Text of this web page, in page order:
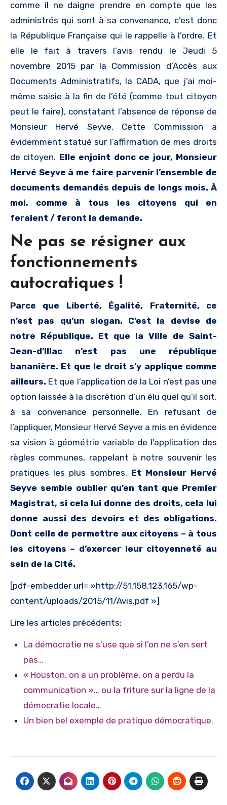
comme il ne daigne prendre en compte que les
administrés qui sont à sa convenance, c’est donc
la République Française qui le rappelle à l’ordre. Et
elle le fait à travers l’avis rendu le Jeudi 5
novembre 2015 par la Commission d’Accès aux
Documents Administratifs, la CADA, que j’ai moi-
même saisie à la fin de l’été (comme tout citoyen
peut le faire), constatant l’absence de réponse de
Monsieur Hervé Seyve. Cette Commission a
évidemment statué sur l’affirmation de mes droits
de citoyen. Elle enjoint donc ce jour, Monsieur
Hervé Seyve à me faire parvenir l’ensemble de
documents demandés depuis de longs mois. À
moi, comme à tous les citoyens qui en
feraient / feront la demande.
Ne pas se résigner aux
fonctionnements
autocratiques !
Parce que Liberté, Égalité, Fraternité, ce
n’est pas qu’un slogan. C’est la devise de
notre République. Et que la Ville de Saint-
Jean-d’Illac n’est pas une république
bananière. Et que le droit s’y applique comme
ailleurs. Et que l’application de la Loi n’est pas une
option laissée à la discrétion d’un élu quel qu’il soit,
à sa convenance personnelle. En refusant de
l’appliquer, Monsieur Hervé Seyve a mis en évidence
sa vision à géométrie variable de l’application des
règles communes, rappelant à notre souvenir les
pratiques les plus sombres. Et Monsieur Hervé
Seyve semble oublier qu’en tant que Premier
Magistrat, si cela lui donne des droits, cela lui
donne aussi des devoirs et des obligations.
Dont celle de permettre aux citoyens – à tous
les citoyens – d’exercer leur citoyenneté au
sein de la Cité.
[pdf-embedder url= »http://51.158.123.165/wp-
content/uploads/2015/11/Avis.pdf »]
Lire les articles précédents:
La démocratie ne s’use que si l’on ne s’en sert
pas…
« Houston, on a un problème, on a perdu la
communication »… ou la friture sur la ligne de la
démocratie locale…
Un bien bel exemple de pratique démocratique.